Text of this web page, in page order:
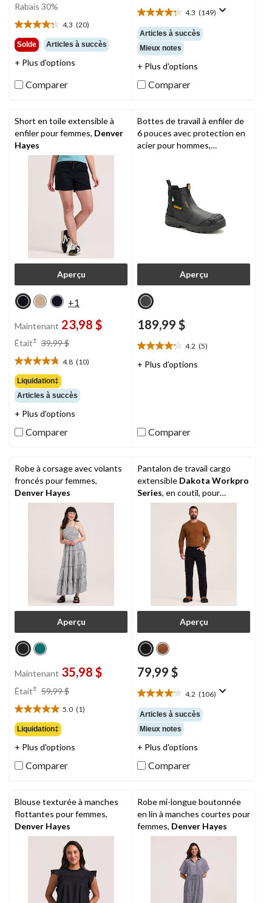
Rabais 30%
4.3 (20)
4.3
étoile(s)
sur
5.
évaluations
Solde Articles à succès
+ Plus d'options
Comparer
4.3 (149)
4.3
étoile(s)
sur
5.
149
Articles à succès
Mieux notes
+ Plus d'options
Comparer
Short en toile extensible à
enfiler pour femmes, Denver
Hayes
Aperçu
+1
Maintenant 23,98 $
Était± 39,99 $
39,99 $
4.8 (10)
4.8
étoile(s)
sur
5.
10
Liquidation‡
Articles à succès
+ Plus d'options
Comparer
Bottes de travail à enfiler de
6 pouces avec protection en
acier pour hommes,
Aperçu
189,99 $
4.2 (5)
4.2
étoile(s)
+ Plus d'options
Comparer
Robe à corsage avec volants
froncés pour femmes,
Denver Hayes
Aperçu
Maintenant 35,98 $
Était± 59,99 $
59,99 $
5.0 (1)
5.0
étoile(s)
sur
5.
1
évaluation
Liquidation‡
+ Plus d'options
Comparer
Pantalon de travail cargo
extensible Dakota Workpro
Series, en coutil, pour
hommes
Aperçu
79,99 $
4.2 (106)
4.2
étoile(s)
sur
5.
106
Articles à succès
Mieux notes
+ Plus d'options
Comparer
Blouse texturée à manches
flottantes pour femmes,
Denver Hayes
Robe mi-longue boutonnée
en lin à manches courtes pour
femmes, Denver Hayes